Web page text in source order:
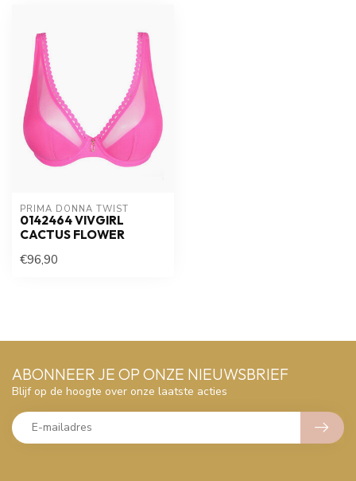
PRIMA DONNA TWIST
0142464 VIVGIRL
CACTUS FLOWER
€96,90
ABONNEER JE OP ONZE NIEUWSBRIEF
Blijf op de hoogte over onze laatste acties